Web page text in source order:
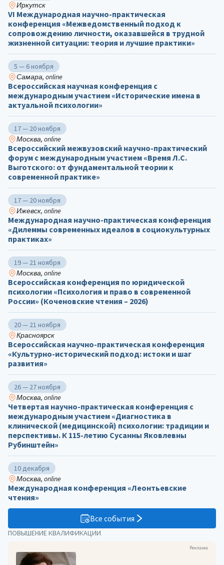
ПОВЫШЕНИЕ КВАЛИФИКАЦИИ
Реклама
Иркутск
VI Международная научно-практическая
конференция «Межведомственный подход к
сопровождению личности, оказавшейся в трудной
жизненной ситуации: теория и лучшие практики»
5 — 6 ноября
Самара, online
Всероссийская научная конференция с
международным участием «Исторические имена в
актуальной психологии»
17 — 20 ноября
Москва, online
Всероссийский межвузовский научно-практический
форум с международным участием «Время Л.С.
Выготского: от фундаментальной теории к
современной практике»
17 — 20 ноября
Ижевск, online
Международная научно-практическая конференция
«Дилеммы современных идеалов в социокультурных
практиках»
19 — 21 ноября
Москва, online
Всероссийская конференция по юридической
психологии «Психология и право в современной
России» (Коченовские чтения – 2026)
20 — 21 ноября
Красноярск
Всероссийская научно-практическая конференция
«Культурно-исторический подход: истоки и шаг
развития»
26 — 27 ноября
Москва, online
Четвертая научно-практическая конференция с
международным участием «Диагностика в
клинической (медицинской) психологии: традиции и
перспективы. К 115-летию Сусанны Яковлевны
Рубинштейн»
10 декабря
Москва, online
Международная конференция «Леонтьевские
чтения»
Все события